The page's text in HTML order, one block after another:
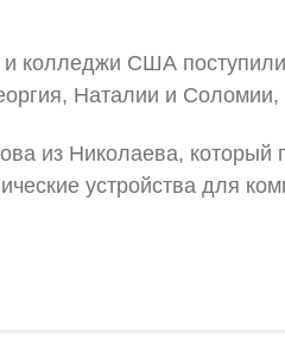
колледжи США
Наталии и
из Николаева,
устройства для